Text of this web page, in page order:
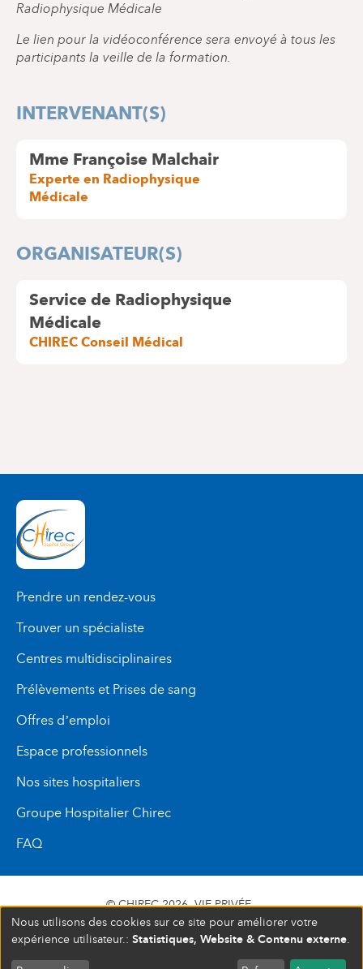
Radiophysique Médicale
Le lien pour la vidéoconférence sera envoyé à tous les
participants la veille de la formation.
INTERVENANT(S)
Mme Françoise Malchair
Experte en Radiophysique
Médicale
ORGANISATEUR(S)
Service de Radiophysique
Médicale
CHIREC Conseil Médical
S'INSCRIRE À UN ÉVÉNEMENT
Prendre un rendez-vous
Trouver un spécialiste
Centres multidisciplinaires
Prélèvements et Prises de sang
Offres d’emploi
Espace professionnels
Nos sites hospitaliers
Groupe Hospitalier Chirec
FAQ
© CHIREC 2026 VIE PRIVÉE
SIÈGE SOCIAL BOULEVARD DU TRIOMPHE 201 1160
BRUXELLES N° D’ENTREPRISE : 472 937 059
Nous utilisons des cookies sur ce site pour améliorer votre
expérience utilisateur.: Statistiques, Website & Contenu externe.